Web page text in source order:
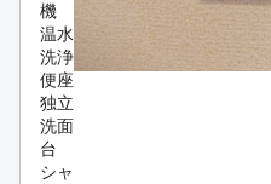
機
温水
洗浄
便座
独立
洗面
台
シャ